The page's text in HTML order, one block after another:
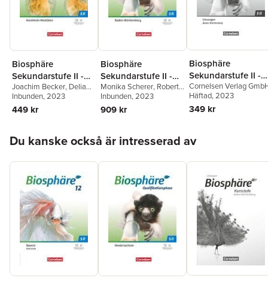
Biosphäre
Sekundarstufe II -
2.0 - Nordrhein-
Westfalen
Einführungsphase -
Joachim Becker, Delia
Nixdorf,Martin-Wilhelm
Post, Joachim Becker
Inbunden, 2023
449 kr
Biosphäre
Sekundarstufe II -
2.0 - Kursstufe -
Baden-Württemberg
- Schulbuch
Monika Scherer, Robert
Felch
Inbunden, 2023
909 kr
Biosphäre
Sekundarstufe II -
2.0 - Baden-
Württemberg
Kursstufe -
Cornelsen Verlag
Häftad, 2023
349 kr
Du kanske också är intresserad av